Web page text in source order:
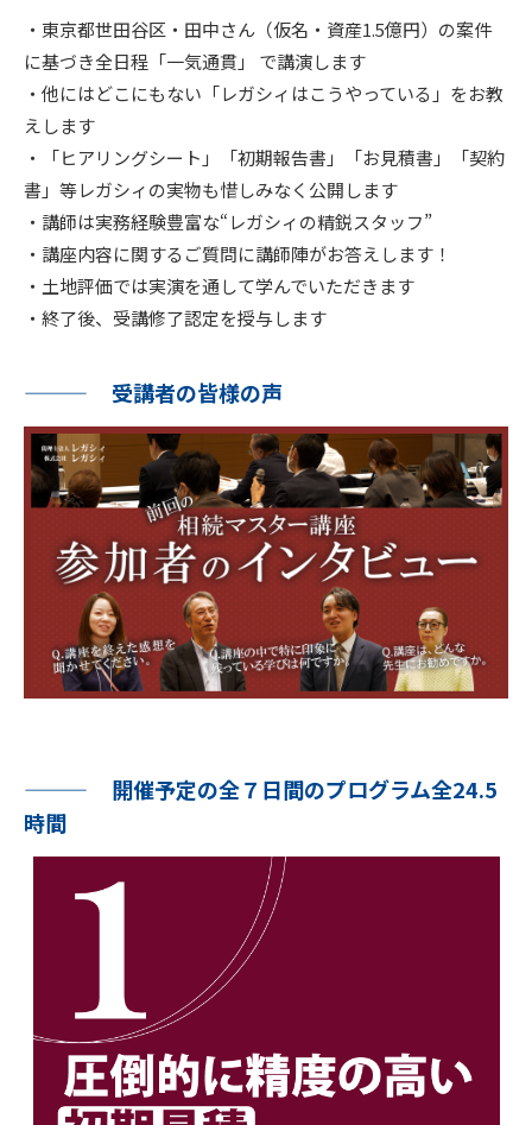
・東京都世田谷区・田中さん（仮名・資産1.5億円）の案件
に基づき全日程「一気通貫」 で講演します
・他にはどこにもない「レガシィはこうやっている」をお教
えします
・「ヒアリングシート」「初期報告書」「お見積書」「契約
書」等レガシィの実物も惜しみなく公開します
・講師は実務経験豊富な“レガシィの精鋭スタッフ”
・講座内容に関するご質問に講師陣がお答えします！
・土地評価では実演を通して学んでいただきます
・終了後、受講修了認定を授与します
受講者の皆様の声
開催予定の全７日間のプログラム全24.5
時間